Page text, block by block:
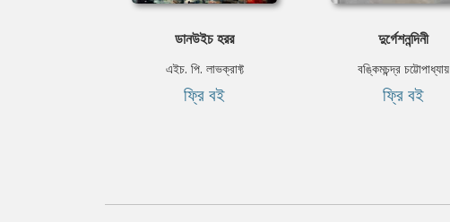
ডানউইচ হরর
এইচ. পি. লাভক্রাফ্ট
ফ্রি বই
দুর্গেশনন্দিনী
বঙ্কিমচন্দ্র চট্টোপাধ্যায়
ফ্রি বই